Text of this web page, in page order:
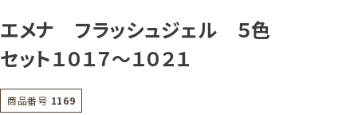
3Dクレイジェル
メタリックジェル
容器・ポーチ
その他
エメナ フラッシュジェル ５色
セット１０１７～１０２１
商品番号 1169